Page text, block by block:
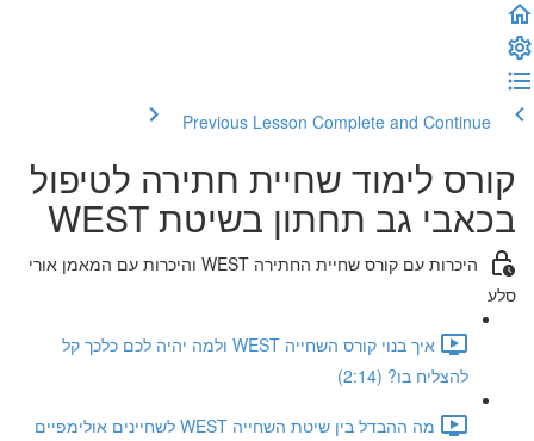
Previous Lesson Complete and Continue
קורס לימוד שחיית חתירה לטיפול
בכאבי גב תחתון בשיטת WEST
היכרות עם קורס שחיית החתירה WEST והיכרות עם המאמן אורי
סלע
איך בנוי קורס השחייה WEST ולמה יהיה לכם כלכך קל
להצליח בו? (2:14)
מה ההבדל בין שיטת השחייה WEST לשחיינים אולימפיים